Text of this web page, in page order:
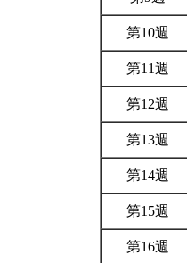
第10週
第11週
第12週
第13週
第14週
第15週
第16週